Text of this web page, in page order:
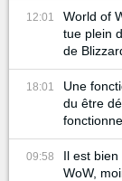
12:01
World of
tue plein
de
18:01
Une
du être
09:58
Il est
WoW,